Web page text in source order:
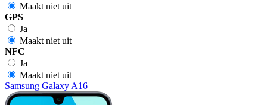
Maakt niet uit
GPS
Ja
Maakt niet uit
NFC
Ja
Maakt niet uit
Samsung Galaxy A16